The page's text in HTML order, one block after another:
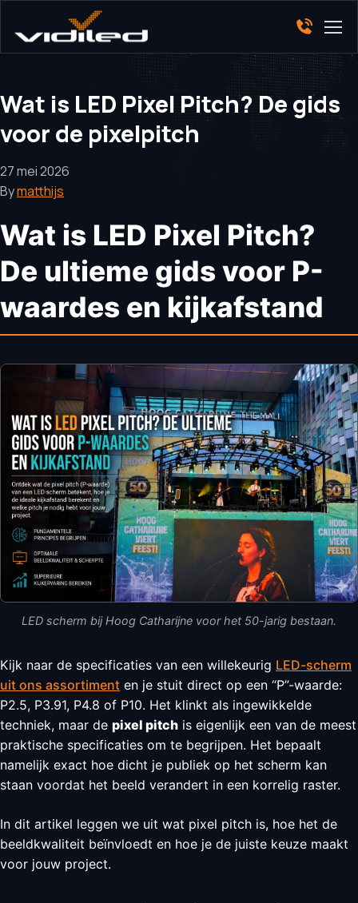
Wat is LED Pixel Pitch? De gids
voor de pixelpitch
27 mei 2026
Bymatthijs
Wat is LED Pixel Pitch?
De ultieme gids voor P-
waardes en kijkafstand
LED scherm bij Hoog Catharijne voor het 50-jarig bestaan.
Kijk naar de specificaties van een willekeurig LED-scherm
uit ons assortiment en je stuit direct op een “P”-waarde:
P2.5, P3.91, P4.8 of P10. Het klinkt als ingewikkelde
techniek, maar de pixel pitch is eigenlijk een van de meest
praktische specificaties om te begrijpen. Het bepaalt
namelijk exact hoe dicht je publiek op het scherm kan
staan voordat het beeld verandert in een korrelig raster.
In dit artikel leggen we uit wat pixel pitch is, hoe het de
beeldkwaliteit beïnvloedt en hoe je de juiste keuze maakt
voor jouw project.